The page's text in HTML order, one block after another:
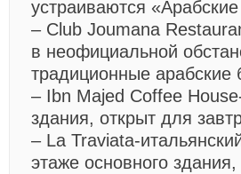
устраиваются
– Club Joumana
в неофициальной
традиционные арабские
– Ibn Majed Coffee
здания, открыт для
– La Traviata-
этаже основного здания,